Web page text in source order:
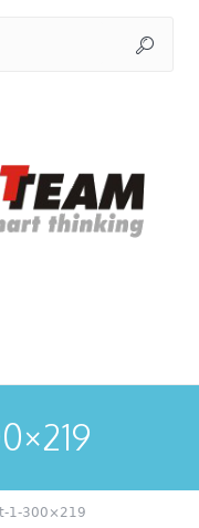
1-300×219